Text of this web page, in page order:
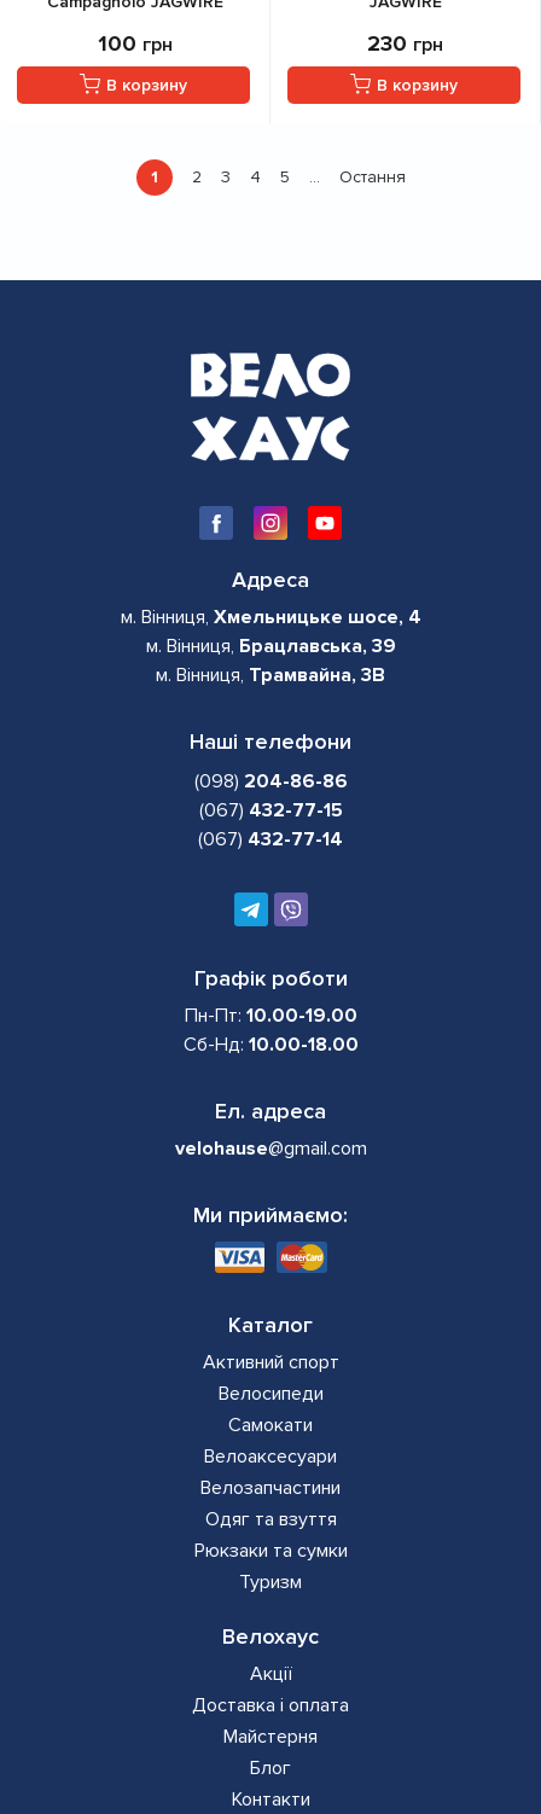
100 грн
В корзину
230 грн
В корзину
Розбивка
на
Поточна
сторінка
1 Страница
2 Страница
3 Страница
4 Страница
5 …
Остання
Остання
Каталог
Активний спорт
Велосипеди
Самокати
Велоаксесуари
Велозапчастини
Одяг та взуття
Рюкзаки та сумки
Туризм
Велохаус
Акції
Доставка і оплата
Майстерня
Блог
Контакти
Адреса
м. Вінниця, Хмельницьке шосе, 4
м. Вінниця, Брацлавська, 39
м. Вінниця, Трамвайна, 3В
Наші телефони
(098) 204-86-86
(067) 432-77-15
(067) 432-77-14
Графік роботи
Пн-Пт: 10.00-19.00
Сб-Нд: 10.00-18.00
Ел. адреса
velohause@gmail.com
Ми приймаємо: